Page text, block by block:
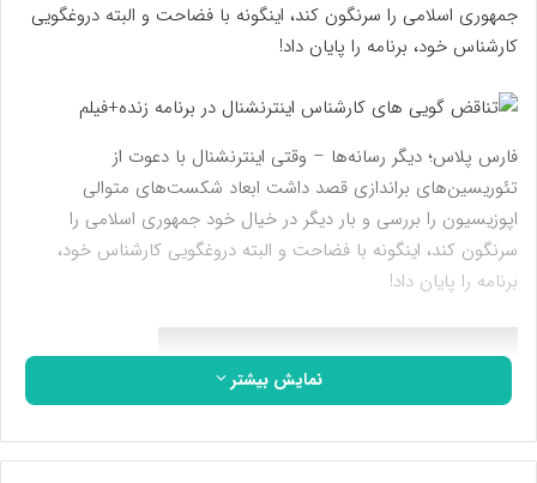
جمهوری اسلامی را سرنگون کند، اینگونه با فضاحت و البته دروغگویی
کارشناس خود، برنامه را پایان داد!
فارس پلاس؛ دیگر رسانه‌ها – وقتی اینترنشنال با دعوت از
تئوریسین‌های براندازی قصد داشت ابعاد شکست‌های متوالی
اپوزیسیون را بررسی و بار دیگر در خیال خود جمهوری اسلامی را
سرنگون کند، اینگونه با فضاحت و البته دروغگویی کارشناس خود،
برنامه را پایان داد!
نمایش بیشتر